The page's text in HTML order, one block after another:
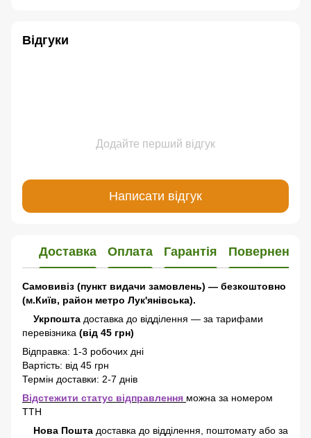
Відгуки
Додайте перший відгук
Написати відгук
Доставка Оплата Гарантія Повернення
Самовивіз (пункт видачи замовлень) — безкоштовно
(м.Київ, район метро Лук'янівська).
Укрпошта доставка до відділення — за тарифами
перевізника (від 45 грн)
Відправка: 1-3 робочих дні
Вартість: від 45 грн
Термін доставки: 2-7 днів
Відстежити статус відправлення можна за номером
ТТН
Нова Пошта доставка до відділення, поштомату або за